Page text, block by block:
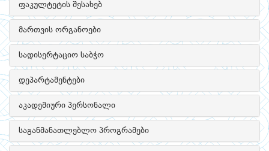
ფაკულტეტის შესახებ
მართვის ორგანოები
სადისერტაციო საბჭო
დეპარტამენტები
აკადემიური პერსონალი
საგანმანათლებლო პროგრამები